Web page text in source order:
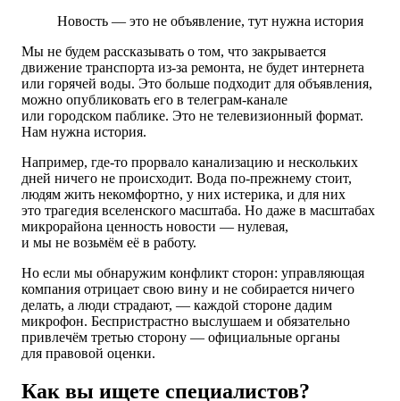
Новость — это не объявление, тут нужна история
Мы не будем рассказывать о том, что закрывается
движение транспорта из-за ремонта, не будет интернета
или горячей воды. Это больше подходит для объявления,
можно опубликовать его в телеграм-канале
или городском паблике. Это не телевизионный формат.
Нам нужна история.
Например, где-то прорвало канализацию и нескольких
дней ничего не происходит. Вода по-прежнему стоит,
людям жить некомфортно, у них истерика, и для них
это трагедия вселенского масштаба. Но даже в масштабах
микрорайона ценность новости — нулевая,
и мы не возьмём её в работу.
Но если мы обнаружим конфликт сторон: управляющая
компания отрицает свою вину и не собирается ничего
делать, а люди страдают, — каждой стороне дадим
микрофон. Беспристрастно выслушаем и обязательно
привлечём третью сторону — официальные органы
для правовой оценки.
Как вы ищете специалистов?